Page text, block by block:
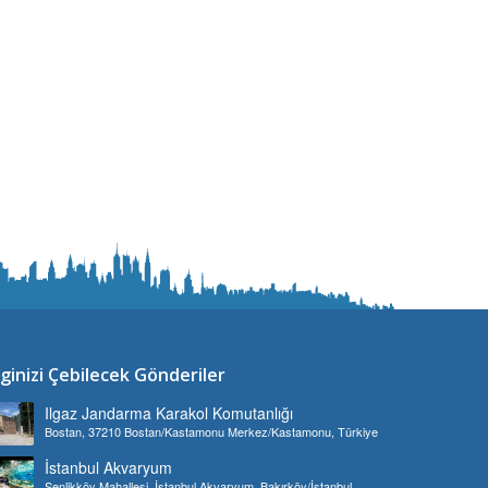
Çebilecek Gönderiler
Ilgaz Jandarma Karakol Komutanlığı
Bostan, 37210 Bostan/Kastamonu Merkez/Kastamonu, Türkiye
İstanbul Akvaryum